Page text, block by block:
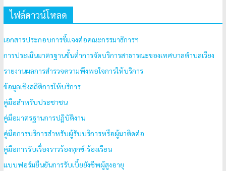
ไฟล์ดาวน์โหลด
เอกสารประกอบการชี้แจงต่อคณะกรรมาธิการฯ
การประเมินมาตรฐานขั้นต่ำการจัดบริการสาธารณะของเทศบาลตำบลเวียง
รายงานผลการสำรวจความพึงพอใจการให้บริการ
ข้อมูลเชิงสถิติการให้บริการ
คู่มือสำหรับประชาชน
คู่มือมาตรฐานการปฏิบัติงาน
คู่มือการบริการสำหรับผู้รับบริการหรือผู้มาติดต่อ
คู่มือการรับเรื่องราวร้องทุกข์-ร้องเรียน
แบบฟอร์มยืนยันการรับเบี้ยยังชีพผู้สูงอายุ